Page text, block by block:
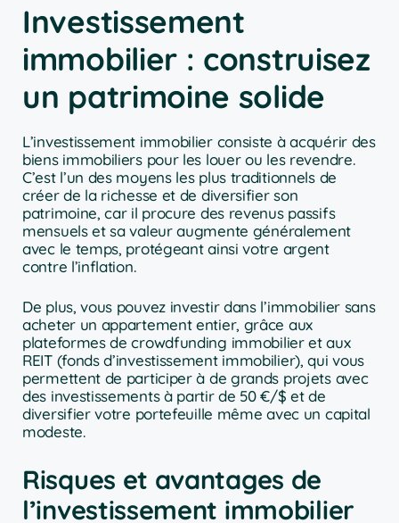
Investissement
immobilier : construisez
un patrimoine solide
L’investissement immobilier consiste à acquérir des
biens immobiliers pour les louer ou les revendre.
C’est l’un des moyens les plus traditionnels de
créer de la richesse et de diversifier son
patrimoine, car il procure des revenus passifs
mensuels et sa valeur augmente généralement
avec le temps, protégeant ainsi votre argent
contre l’inflation.
De plus, vous pouvez investir dans l’immobilier sans
acheter un appartement entier, grâce aux
plateformes de crowdfunding immobilier et aux
REIT (fonds d’investissement immobilier), qui vous
permettent de participer à de grands projets avec
des investissements à partir de 50 €/$ et de
diversifier votre portefeuille même avec un capital
modeste.
Risques et avantages de
l’investissement immobilier